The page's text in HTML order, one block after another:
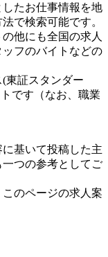
たお仕事情報を地
で検索可能です。
他にも全国の求人
フのバイトなどの
(東証スタンダー
です（なお、職業
基いて投稿した主
つの参考としてご
のページの求人案